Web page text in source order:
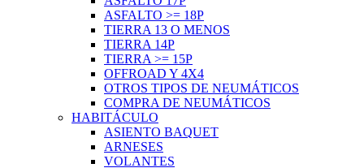
ASFALTO >= 18P
TIERRA 13 O MENOS
TIERRA 14P
TIERRA >= 15P
OFFROAD Y 4X4
OTROS TIPOS DE NEUMÁTICOS
COMPRA DE NEUMÁTICOS
HABITÁCULO
ASIENTO BAQUET
ARNESES
VOLANTES